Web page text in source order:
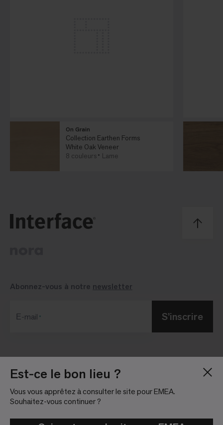
Est-ce le bon lieu ?
Vous vous apprêtez à consulter le site pour EMEA.
Souhaitez-vous continuer ?
On Grain
Collection Earthen Forms
White Oak Veneer
8 couleurs
Lame
À Propos
Emploi
Relations investisseurs
Règlement sur les
Abonnez-vous à notre newsletter
Е-mail S’inscrire